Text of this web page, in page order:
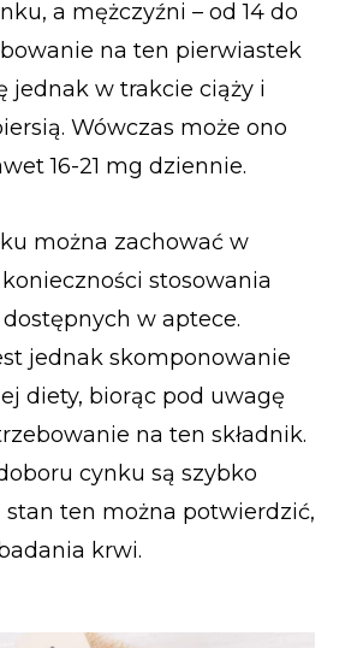
a mężczyźni – od 14 do
na ten pierwiastek
jednak w trakcie ciąży i
Wówczas może ono
16-21 mg dziennie.
można zachować w
stosowania
w aptece.
jednak skomponowanie
diety, biorąc pod uwagę
na ten składnik.
cynku są szybko
stan ten można potwierdzić,
krwi.